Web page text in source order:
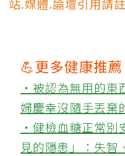
站.媒體.論壇引用請
💪更多健康推薦
‧被認為無用的東
婦慶幸沒隨手丟棄
‧健檢血糖正常別
見的隱患」：失智